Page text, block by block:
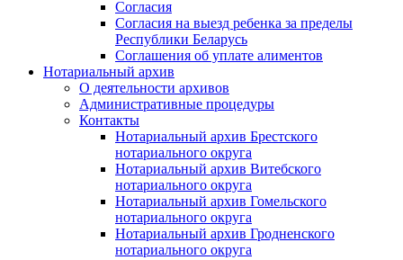
Согласия
Согласия на выезд ребенка за пределы
Республики Беларусь
Соглашения об уплате алиментов
Нотариальный архив
О деятельности архивов
Административные процедуры
Контакты
Нотариальный архив Брестского
нотариального округа
Нотариальный архив Витебского
нотариального округа
Нотариальный архив Гомельского
нотариального округа
Нотариальный архив Гродненского
нотариального округа